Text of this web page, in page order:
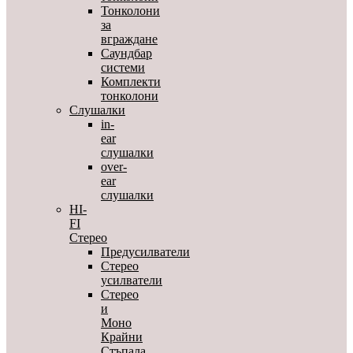
Тонколони
за
вграждане
Саундбар
системи
Комплекти
тонколони
Слушалки
in-
ear
слушалки
over-
ear
слушалки
HI-
FI
Стерео
Предусилватели
Стерео
усилватели
Стерео
и
Моно
Крайни